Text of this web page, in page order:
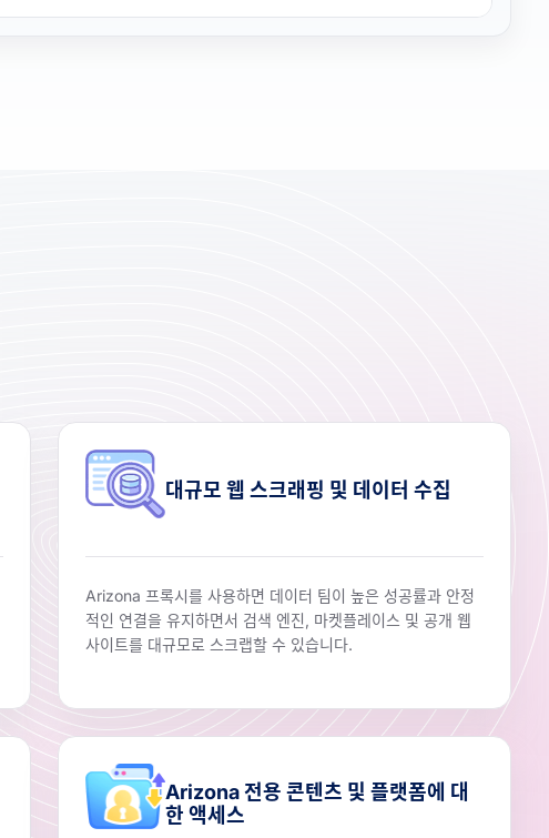
대규모 웹 스크래핑 및 데이터 수집
Arizona 프록시를 사용하면 데이터 팀이 높은 성공률과 안정
적인 연결을 유지하면서 검색 엔진, 마켓플레이스 및 공개 웹
사이트를 대규모로 스크랩할 수 있습니다.
Arizona 전용 콘텐츠 및 플랫폼에 대
한 액세스